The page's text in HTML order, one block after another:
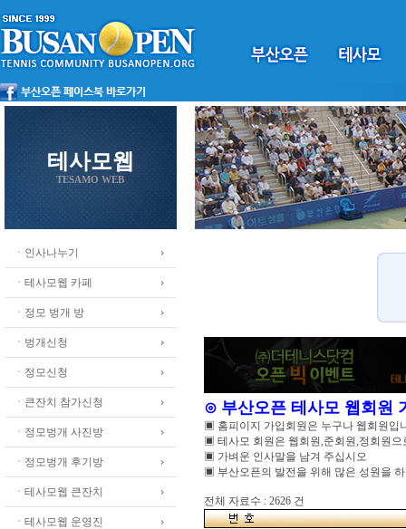
테사모웹
TESAMO WEB
ㆍ인사나누기
ㆍ테사모웹 카페
ㆍ정모 벙개 방
ㆍ벙개신청
ㆍ정모신청
ㆍ큰잔치 참가신청
ㆍ정모벙개 사진방
ㆍ정모벙개 후기방
ㆍ테사모웹 큰잔치
ㆍ테사모웹 운영진
⊙ 부산오픈 테사모 웹회원
▣ 홈피이지 가입회원은 누구나 웹회원입
▣ 테사모 회원은 웹회원,준회원,정회원으
▣ 가벼운 인사말을 남겨 주십시오
▣ 부산오픈의 발전을 위해 많은 성원을
전체 자료수 : 2626 건